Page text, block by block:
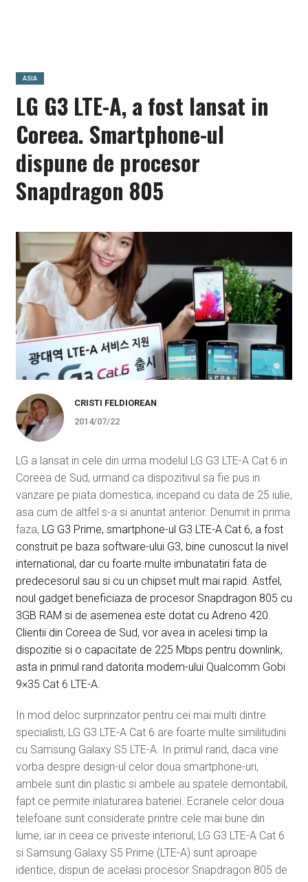
ASIA
LG G3 LTE-A, a fost lansat in
Coreea. Smartphone-ul
dispune de procesor
Snapdragon 805
CRISTI FELDIOREAN
2014/07/22
LG a lansat in cele din urma modelul LG G3 LTE-A Cat 6 in
Coreea de Sud, urmand ca dispozitivul sa fie pus in
vanzare pe piata domestica, incepand cu data de 25 iulie,
asa cum de altfel s-a si anuntat anterior. Denumit in prima
faza, LG G3 Prime, smartphone-ul G3 LTE-A Cat 6, a fost
construit pe baza software-ului G3, bine cunoscut la nivel
international, dar cu foarte multe imbunatatiri fata de
predecesorul sau si cu un chipset mult mai rapid. Astfel,
noul gadget beneficiaza de procesor Snapdragon 805 cu
3GB RAM si de asemenea este dotat cu Adreno 420.
Clientii din Coreea de Sud, vor avea in acelesi timp la
dispozitie si o capacitate de 225 Mbps pentru downlink,
asta in primul rand datorita modem-ului Qualcomm Gobi
9×35 Cat 6 LTE-A.
In mod deloc surprinzator pentru cei mai multi dintre
specialisti, LG G3 LTE-A Cat 6 are foarte multe similitudini
cu Samsung Galaxy S5 LTE-A. In primul rand, daca vine
vorba despre design-ul celor doua smartphone-uri,
ambele sunt din plastic si ambele au spatele demontabil,
fapt ce permite inlaturarea bateriei. Ecranele celor doua
telefoane sunt considerate printre cele mai bune din
lume, iar in ceea ce priveste interiorul, LG G3 LTE-A Cat 6
si Samsung Galaxy S5 Prime (LTE-A) sunt aproape
identice; dispun de acelasi procesor Snapdragon 805 de